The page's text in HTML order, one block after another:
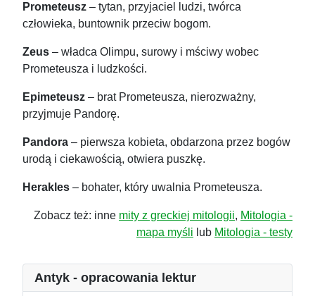
Prometeusz – tytan, przyjaciel ludzi, twórca
człowieka, buntownik przeciw bogom.
Zeus – władca Olimpu, surowy i mściwy wobec
Prometeusza i ludzkości.
Epimeteusz – brat Prometeusza, nierozważny,
przyjmuje Pandorę.
Pandora – pierwsza kobieta, obdarzona przez bogów
urodą i ciekawością, otwiera puszkę.
Herakles – bohater, który uwalnia Prometeusza.
Zobacz też: inne mity z greckiej mitologii, Mitologia -
mapa myśli lub Mitologia - testy
Antyk - opracowania lektur